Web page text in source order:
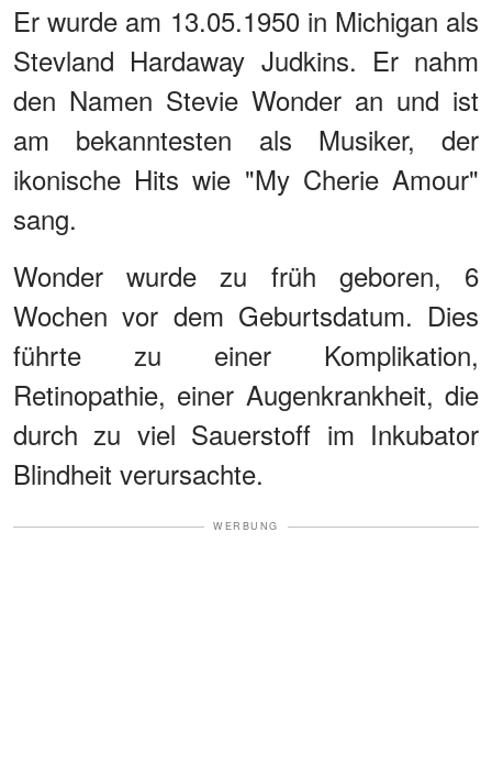
Er wurde am 13.05.1950 in Michigan als
Stevland Hardaway Judkins. Er nahm
den Namen Stevie Wonder an und ist
am bekanntesten als Musiker, der
ikonische Hits wie "My Cherie Amour"
sang.
Wonder wurde zu früh geboren, 6
Wochen vor dem Geburtsdatum. Dies
führte zu einer Komplikation,
Retinopathie, einer Augenkrankheit, die
durch zu viel Sauerstoff im Inkubator
Blindheit verursachte.
WERBUNG